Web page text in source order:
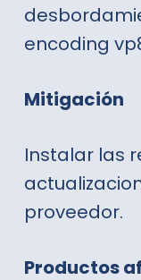
encoding
Mitigación
Instalar las
proveedor.
Productos